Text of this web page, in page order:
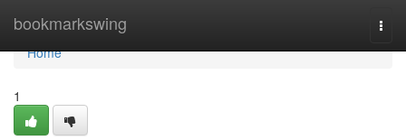
bookmarkswing
Home
Home
1